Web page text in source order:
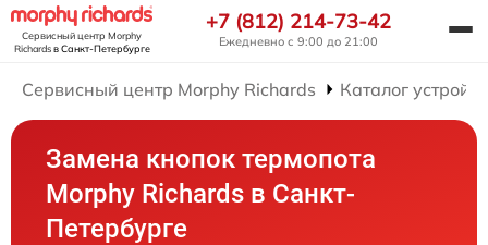
Сервисный центр Morphy
Richardsв Санкт-Петербурге
+7 (812) 214-73-42
Ежедневно с 9:00 до 21:00
Сервисный центр Morphy Richards Каталог
Замена кнопок термопота
Morphy Richards в Санкт-
Петербурге